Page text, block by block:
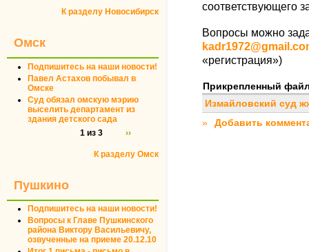
К разделу Новосибирск
Омск
Подпишитесь на наши новости!
Павел Астахов побывал в
Омске
Суд обязал омскую мэрию
выселить департамент из
здания детского сада
1 из 3
››
К разделу Омск
Пушкино
Подпишитесь на наши новости!
Вопросы к Главе Пушкинского
района Виктору Васильевичу,
озвученные на приеме 20.12.10
соответствующего
Вопросы можно
«регистрация»)
Прикрепленный
Измайловский суд
» Добавить